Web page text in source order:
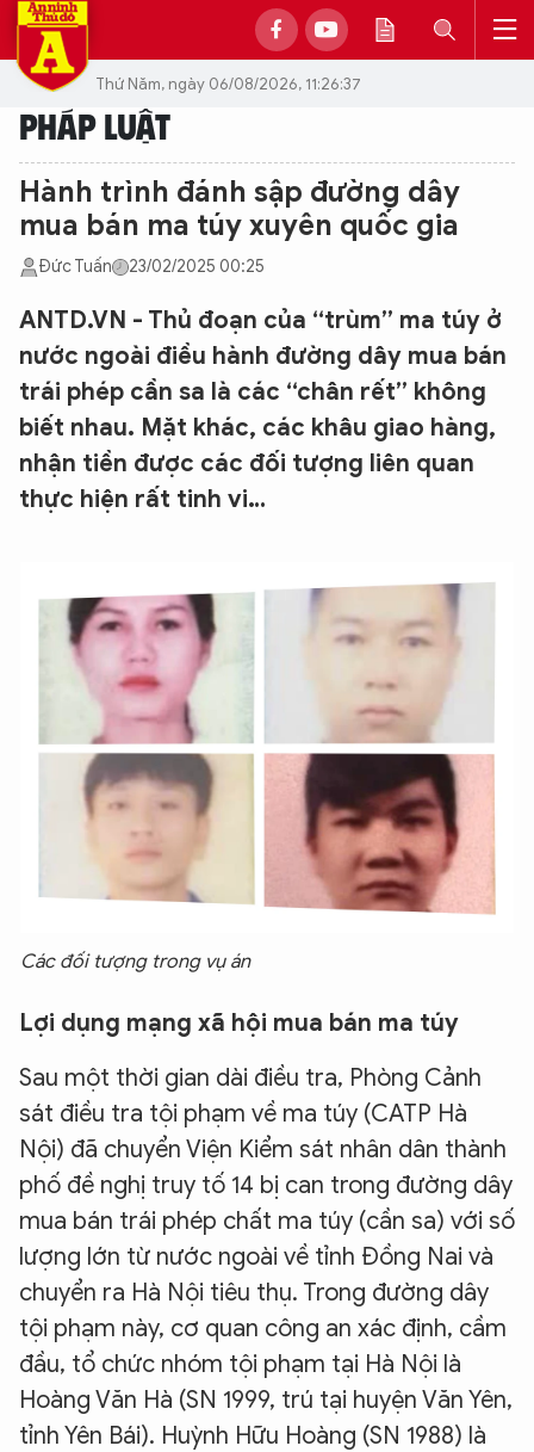
Thứ Năm, ngày 06/08/2026, 11:26:37
PHÁP LUẬT
Hành trình đánh sập đường dây
mua bán ma túy xuyên quốc gia
Đức Tuấn 23/02/2025 00:25
ANTD.VN - Thủ đoạn của “trùm” ma túy ở
nước ngoài điều hành đường dây mua bán
trái phép cần sa là các “chân rết” không
biết nhau. Mặt khác, các khâu giao hàng,
nhận tiền được các đối tượng liên quan
thực hiện rất tinh vi…
Các đối tượng trong vụ án
Lợi dụng mạng xã hội mua bán ma túy
Sau một thời gian dài điều tra, Phòng Cảnh
sát điều tra tội phạm về ma túy (CATP Hà
Nội) đã chuyển Viện Kiểm sát nhân dân thành
phố đề nghị truy tố 14 bị can trong đường dây
mua bán trái phép chất ma túy (cần sa) với số
lượng lớn từ nước ngoài về tỉnh Đồng Nai và
chuyển ra Hà Nội tiêu thụ. Trong đường dây
tội phạm này, cơ quan công an xác định, cầm
đầu, tổ chức nhóm tội phạm tại Hà Nội là
Hoàng Văn Hà (SN 1999, trú tại huyện Văn Yên,
tỉnh Yên Bái). Huỳnh Hữu Hoàng (SN 1988) là